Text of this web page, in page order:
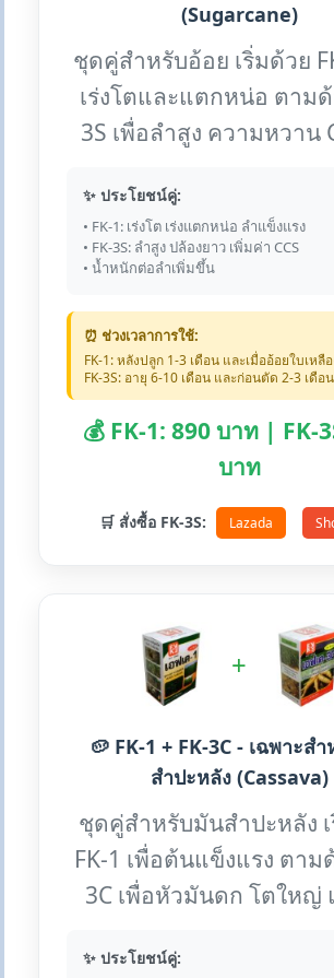
(Sugarcane)
ชุดคู่สำหรับอ้อย เริ่มด้วย
เร่งโตและแตกหน่อ ตามด้
3S เพื่อลำสูง ความหวาน
✨ ประโยชน์คู่:
• FK-1: เร่งโต เร่งแตกหน่อ ลำแข็งแรง
• FK-3S: ลำสูง ปล้องยาว เพิ่มค่า CCS
• น้ำหนักต่อลำเพิ่มขึ้น
⏰ ช่วงเวลาการใช้:
FK-1: หลังปลูก 1-3 เดือน และเมื่ออ้อยใบเหลือ
FK-3S: อายุ 6-10 เดือน และก่อนตัด 2-3 เดือน
💰 FK-1: 890 บาท | FK-
บาท
🛒 สั่งซื้อ FK-3S: Lazada
+
🥔 FK-1 + FK-3C - เฉพาะส
สำปะหลัง (Cassava)
ชุดคู่สำหรับมันสำปะหลัง
FK-1 เพื่อต้นแข็งแรง ตาม
3C เพื่อหัวมันดก โตใหญ่
✨ ประโยชน์คู่: